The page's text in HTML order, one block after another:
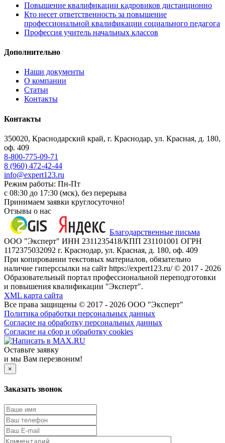
Повышение квалификации кадровиков дистанционно
Кто несет ответственность за повышение
профессиональной квалификации социального педагога
Профессия учитель начальных классов
Дополнительно
Наши документы
О компании
Статьи
Контакты
Контакты
350020, Краснодарский край, г. Краснодар, ул. Красная, д. 180,
оф. 409
8-800-775-09-71
8 (960) 472-42-44
info@expert123.ru
Режим работы: Пн-Пт
с 08:30 до 17:30 (мск), без перерыва
Принимаем заявки круглосуточно!
Отзывы о нас
Благодарственные письма
ООО "Эксперт" ИНН 2311235418/КПП 231101001 ОГРН
1172375032092 г. Краснодар, ул. Красная, д. 180, оф. 409
При копировании текстовых материалов, обязательно
наличие гиперссылки на сайт https://expert123.ru/ © 2017 - 2026
Образовательный портал профессиональной переподготовки
и повышения квалификации "Эксперт".
XML карта сайта
Все права защищены © 2017 - 2026 ООО "Эксперт"
Политика обработки персональных данных
Согласие на обработку персональных данных
Согласие на сбор и обработку cookies
Оставьте заявку
и мы Вам перезвоним!
×
Заказать звонок